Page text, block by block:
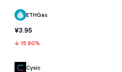
ETHGas
¥3.95
↓ 15.80%
Cysic